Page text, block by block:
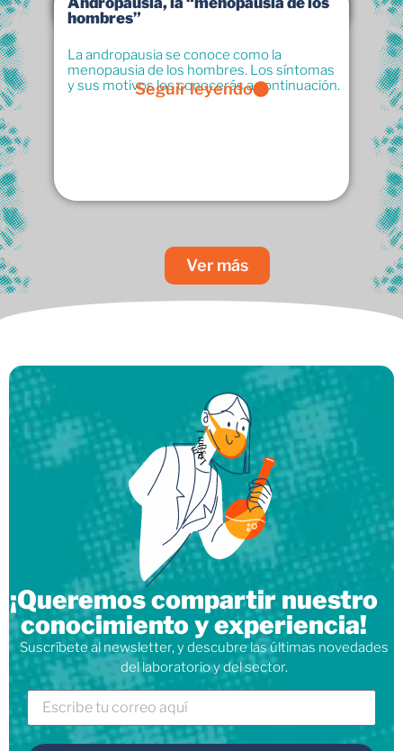
hombres”
La andropausia se conoce como la
menopausia de los hombres. Los síntomas
y sus motivos los conocerás a continuación.
Seguir leyendo
Ver más
¡Queremos compartir nuestro
conocimiento y experiencia!
Suscríbete al newsletter, y descubre las últimas novedades
del laboratorio y del sector.